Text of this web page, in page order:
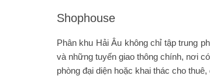
Shophouse
Phân khu Hải Âu không chỉ tập trung
và những tuyến giao thông chính, nơi
phòng đại diện hoặc khai thác cho